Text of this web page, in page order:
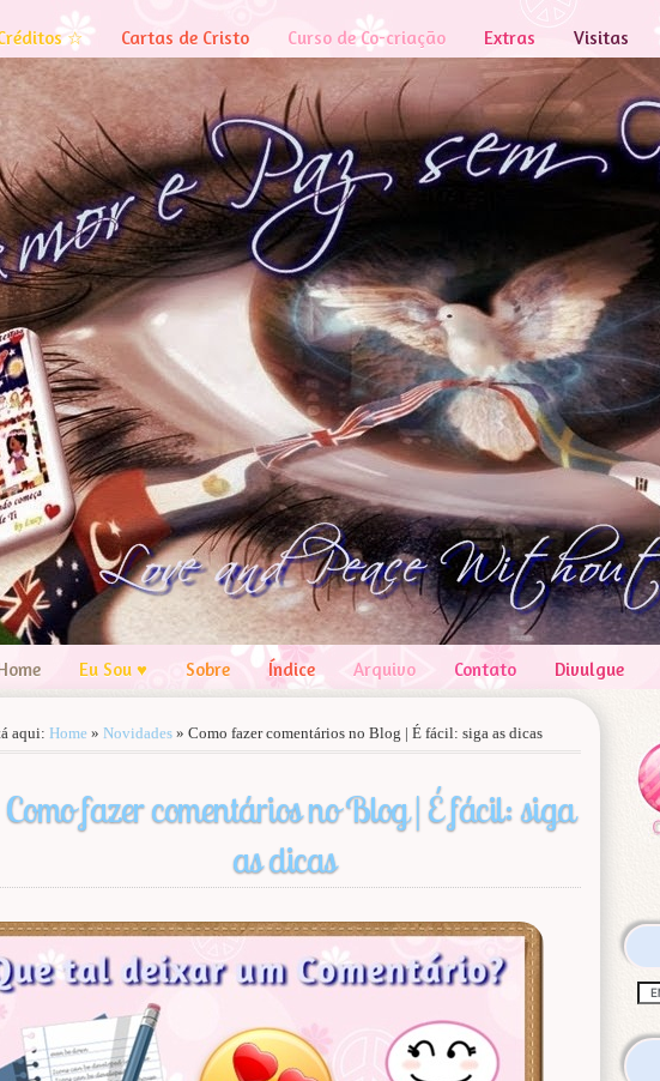
☆ Cartas de Cristo Curso de Co-criação Extras Visitas
Eu Sou ♥ Sobre Índice Arquivo Contato Divulgue
aqui: Home » Novidades » Como fazer comentários no Blog | É fácil: siga as dicas
Como fazer comentários no Blog | É fácil: siga
as dicas